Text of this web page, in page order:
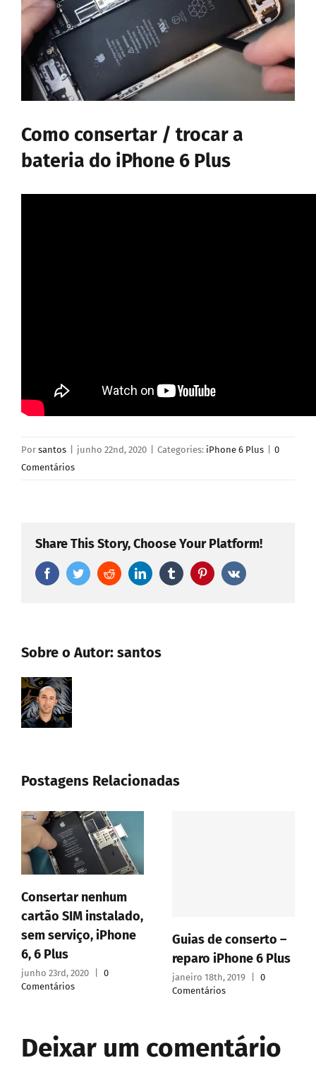
Como consertar / trocar a
bateria do iPhone 6 Plus
Por santos junho 22nd, 2020 Categories: iPhone 6 Plus
0
Comentários
Share This Story, Choose Your Platform!
FacebookTwitterRedditLinkedInTumblr Pinterest
Vk
Sobre o Autor: santos
Postagens Relacionadas
Consertar nenhum
cartão SIM instalado,
sem serviço, iPhone
6, 6 Plus
junho 23rd, 2020
0
Comentários
Guias de conserto –
reparo iPhone 6 Plus
janeiro 18th, 2019
0
Comentários
Deixar um comentário